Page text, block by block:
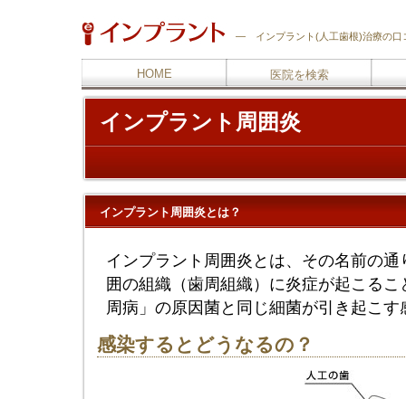
― インプラント(人工歯根)治療の
HOME 医院を検索
インプラント周囲炎
インプラント周囲炎とは？
インプラント周囲炎とは、その名前の
囲の組織（歯周組織）に炎症が起こる
周病」の原因菌と同じ細菌が引き起こす
感染するとどうなるの？